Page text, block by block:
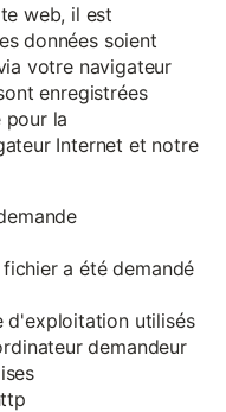
web, il est
données soient
votre navigateur
enregistrées
pour la
Internet et notre
a été demandé
d'exploitation utilisés
demandeur